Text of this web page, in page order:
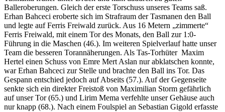
Balleroberungen. Gleich der erste Torschuss unseres Teams saß.
Erhan Bahceci eroberte sich im Strafraum der Tasmanen den Ball
und legte auf Ferris Freiwald zurück. Aus 16 Metern „zimmerte“
Ferris Freiwald, mit einem Tor des Monats, den Ball zur 1:0-
Führung in die Maschen (46.). Im weiteren Spielverlauf hatte unser
Team die besseren Torannäherungen. Als Tas-Torhüter Maxim
Hertel einen Schuss von Emre Mert Aslan nur abklatschen konnte,
war Erhan Bahceci zur Stelle und brachte den Ball ins Tor. Das
Gespann entschied jedoch auf Abseits (57.). Auf der Gegenseite
senkte sich ein direkter Freistoß von Maximilian Storm gefährlich
auf unser Tor (65.) und Lirim Mema verfehlte unser Gehäuse auch
nur knapp (68.). Nach einem Foulspiel an Sebastian Gigold erfasste